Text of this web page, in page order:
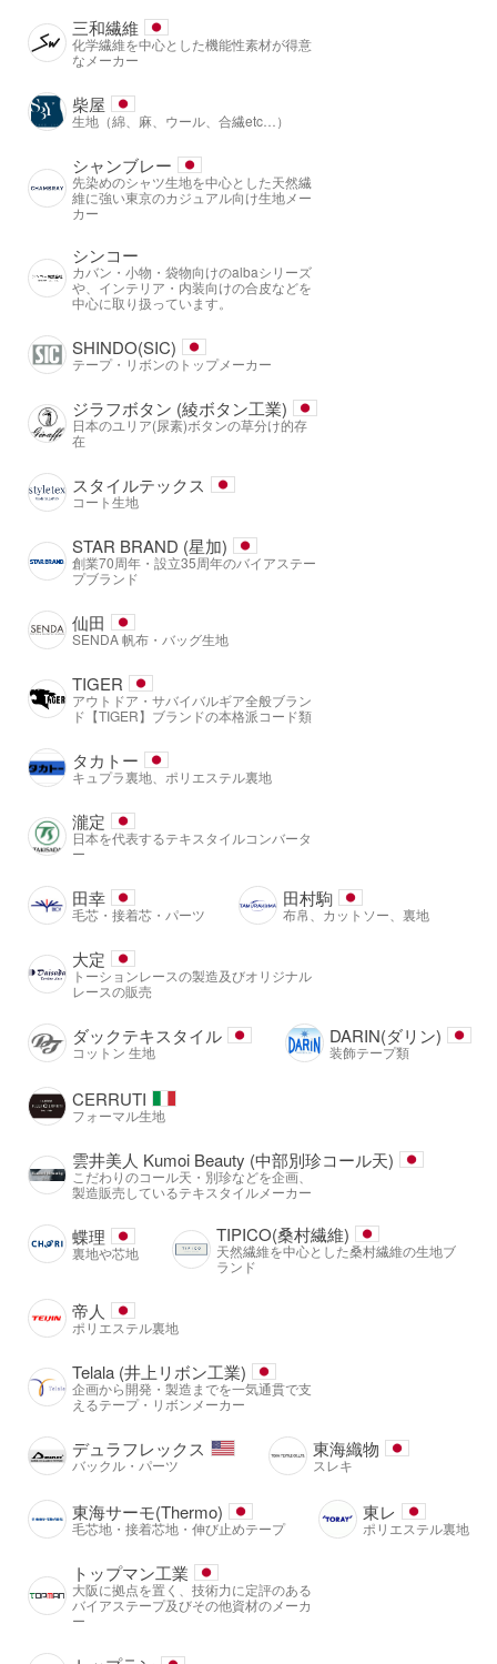
三和繊維
化学繊維を中心とした機能性素材が得意
なメーカー
柴屋
生地（綿、麻、ウール、合繊etc…）
シャンブレー
先染めのシャツ生地を中心とした天然繊
維に強い東京のカジュアル向け生地メー
カー
シンコー
カバン・小物・袋物向けのalbaシリーズ
や、インテリア・内装向けの合皮などを
中心に取り扱っています。
SHINDO(SIC)
テープ・リボンのトップメーカー
ジラフボタン (綾ボタン工業)
日本のユリア(尿素)ボタンの草分け的存
在
スタイルテックス
コート生地
STAR BRAND (星加)
創業70周年・設立35周年のバイアステー
プブランド
仙田
SENDA 帆布・バッグ生地
TIGER
アウトドア・サバイバルギア全般ブラン
ド【TIGER】ブランドの本格派コード類
タカトー
キュプラ裏地、ポリエステル裏地
瀧定
日本を代表するテキスタイルコンバータ
ー
田幸
毛芯・接着芯・パーツ
田村駒
布帛、カットソー、裏地
大定
トーションレースの製造及びオリジナル
レースの販売
ダックテキスタイル
コットン 生地
DARIN(ダリン)
装飾テープ類
CERRUTI
フォーマル生地
雲井美人 Kumoi Beauty (中部別珍コール天)
こだわりのコール天・別珍などを企画、
製造販売しているテキスタイルメーカー
蝶理
裏地や芯地
TIPICO(桑村繊維)
天然繊維を中心とした桑村繊維の生地ブ
ランド
帝人
ポリエステル裏地
Telala (井上リボン工業)
企画から開発・製造までを一気通貫で支
えるテープ・リボンメーカー
デュラフレックス
バックル・パーツ
東海織物
スレキ
東海サーモ(Thermo)
毛芯地・接着芯地・伸び止めテープ
東レ
ポリエステル裏地
トップマン工業
大阪に拠点を置く、技術力に定評のある
バイアステープ及びその他資材のメーカ
ー